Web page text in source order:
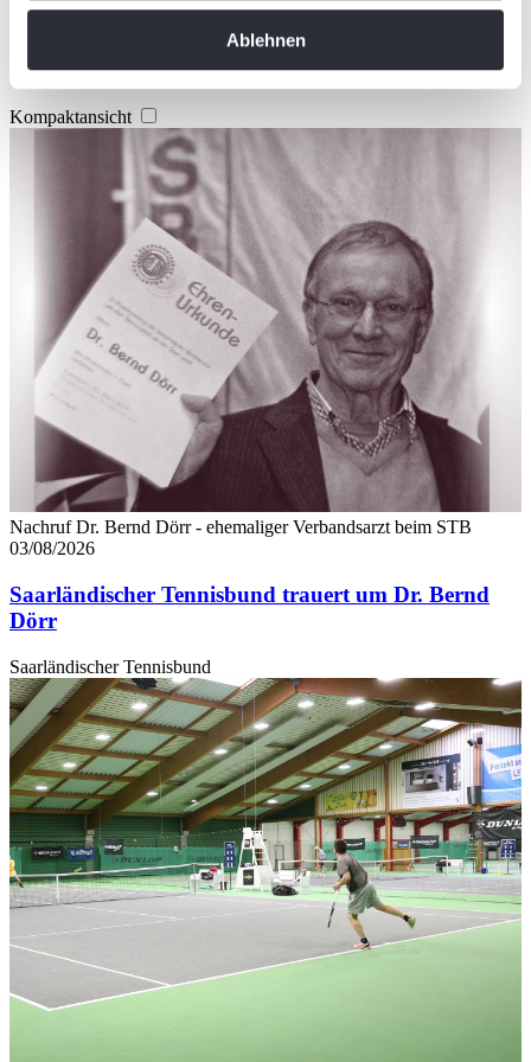
bestimmten Merkmalen (Fingerprinting) identifizieren
Erfahren Sie mehr darüber, wie Ihre persönlichen Daten
verarbeitet werden, und legen Sie Ihre Präferenzen im
Abschnitt Einzelheiten
fest.
Wir verwenden Cookies, um Inhalte und Anzeigen zu
personalisieren, Funktionen für soziale Medien anbieten
zu können und die Zugriffe auf unsere Website zu
analysieren. Außerdem geben wir Informationen zu Ihrer
Verwendung unserer Website an unsere Partner für
soziale Medien, Werbung und Analysen weiter. Unsere
Partner führen diese Informationen möglicherweise mit
weiteren Daten zusammen, die Sie ihnen bereitgestellt
haben oder die sie im Rahmen Ihrer Nutzung der Dienste
gesammelt haben. DieCookie-Einstellungenkönnen
jederzeit über den Link im Footer aufgerufen und
Ablehnen
Artikel teilen
Ähnliche News
Kompaktansicht
Nachruf Dr. Bernd Dörr - ehemaliger Verbandsarzt beim STB
03/08/2026
Saarländischer Tennisbund trauert um Dr. Bernd
Dörr
Saarländischer Tennisbund